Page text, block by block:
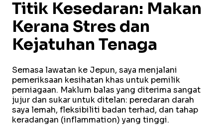
Titik Kesedaran: Makan
Kerana Stres dan
Kejatuhan Tenaga
Semasa lawatan ke Jepun, saya menjalani
pemeriksaan kesihatan khas untuk pemilik
perniagaan. Maklum balas yang diterima sangat
jujur dan sukar untuk ditelan: peredaran darah
saya lemah, fleksibiliti badan terhad, dan tahap
keradangan (inflammation) yang tinggi.